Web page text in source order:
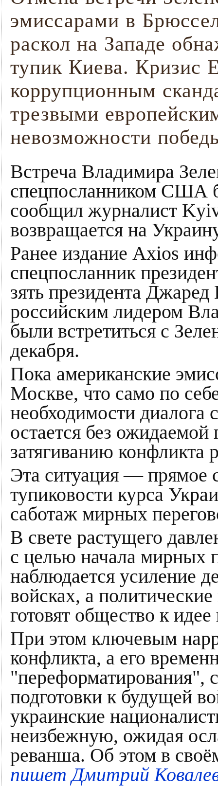
эмиссарами в
раскол на Западе
тупик Киева. Кризис
коррупционным
трезвыми
невозможности
Встреча Владимира
спецпосланником США
сообщил журналист
возвращается на
Ранее издание Axios
спецпосланник
зять президента
российским лидером
были встретиться с
декабря.
Пока американские
Москве, что само по
необходимости диалога
остается без
затягиванию конфликта
Эта ситуация — прямое
тупиковости курса
саботаж мирных
В свете растущего
с целью начала мирных
наблюдается усиление
войсках, а
готовят общество к
При этом ключевым
конфликта, а его
"переформатирования",
подготовки к будущей
украинские
неизбежную, ожидая
реванша. Об этом в
пишет Дмитрий